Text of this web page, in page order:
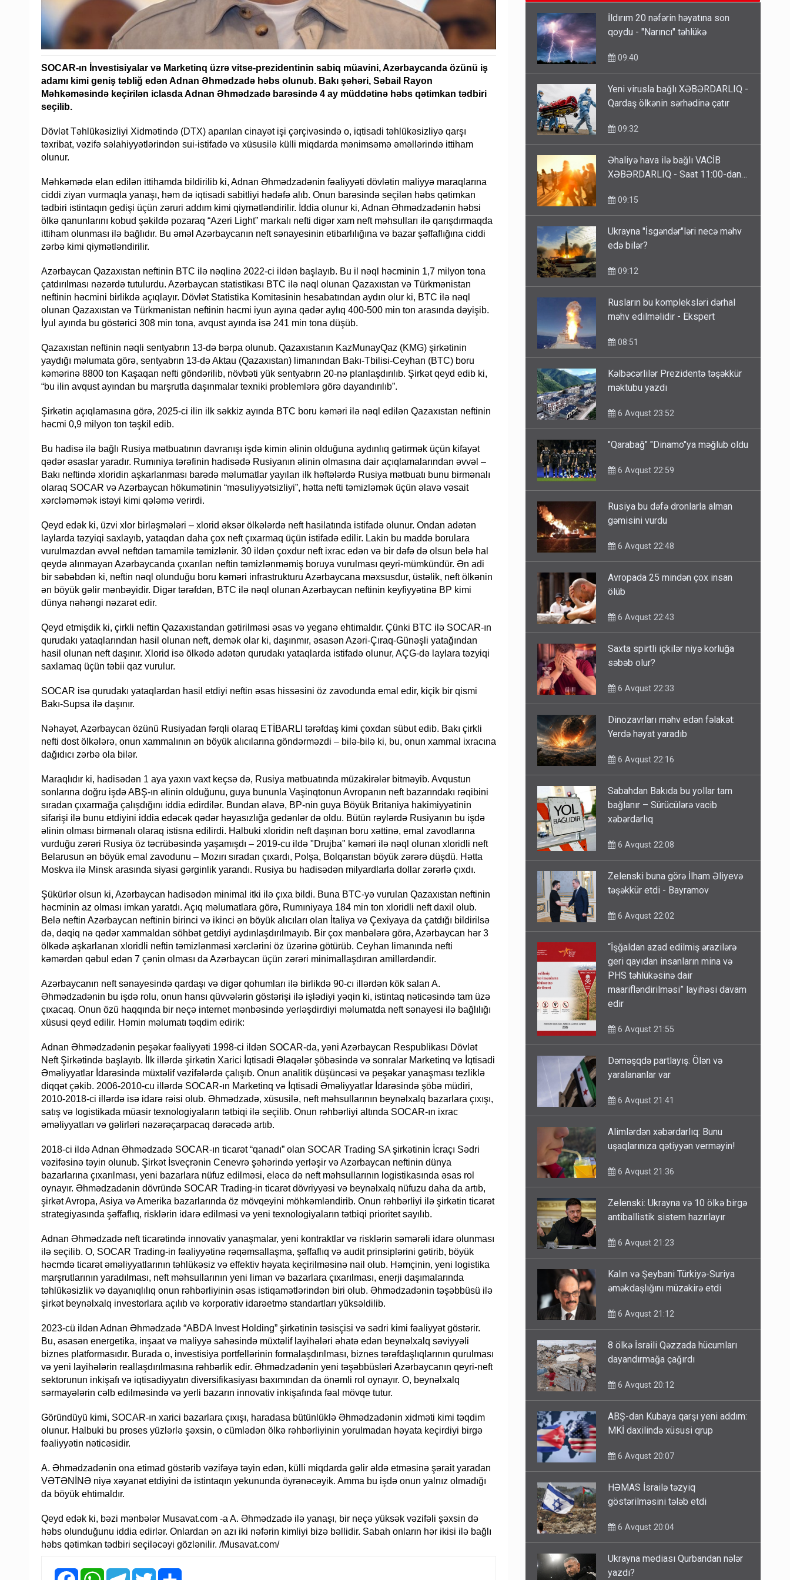
SOCAR-ın İnvestisiyalar və Marketinq üzrə vitse-prezidentinin sabiq müavini, Azərbaycanda özünü iş
adamı kimi geniş təbliğ edən Adnan Əhmədzadə həbs olunub. Bakı şəhəri, Səbail Rayon
Məhkəməsində keçirilən iclasda Adnan Əhmədzadə barəsində 4 ay müddətinə həbs qətimkan tədbiri
seçilib.
Dövlət Təhlükəsizliyi Xidmətində (DTX) aparılan cinayət işi çərçivəsində o, iqtisadi təhlükəsizliyə qarşı
təxribat, vəzifə səlahiyyətlərindən sui-istifadə və xüsusilə külli miqdarda mənimsəmə əməllərində ittiham
olunur.
Məhkəmədə elan edilən ittihamda bildirilib ki, Adnan Əhmədzadənin fəaliyyəti dövlətin maliyyə maraqlarına
ciddi ziyan vurmaqla yanaşı, həm də iqtisadi sabitliyi hədəfə alıb. Onun barəsində seçilən həbs qətimkan
tədbiri istintaqın gedişi üçün zəruri addım kimi qiymətləndirilir. İddia olunur ki, Adnan Əhmədzadənin həbsi
ölkə qanunlarını kobud şəkildə pozaraq “Azeri Light” markalı nefti digər xam neft məhsulları ilə qarışdırmaqda
ittiham olunması ilə bağlıdır. Bu əməl Azərbaycanın neft sənayesinin etibarlılığına və bazar şəffaflığına ciddi
zərbə kimi qiymətləndirilir.
Azərbaycan Qazaxıstan neftinin BTC ilə nəqlinə 2022-ci ildən başlayıb. Bu il nəql həcminin 1,7 milyon tona
çatdırılması nəzərdə tutulurdu. Azərbaycan statistikası BTC ilə nəql olunan Qazaxıstan və Türkmənistan
neftinin həcmini birlikdə açıqlayır. Dövlət Statistika Komitəsinin hesabatından aydın olur ki, BTC ilə nəql
olunan Qazaxıstan və Türkmənistan neftinin həcmi iyun ayına qədər aylıq 400-500 min ton arasında dəyişib.
İyul ayında bu göstərici 308 min tona, avqust ayında isə 241 min tona düşüb.
Qazaxıstan neftinin nəqli sentyabrın 13-də bərpa olunub. Qazaxıstanın KazMunayQaz (KMG) şirkətinin
yaydığı məlumata görə, sentyabrın 13-də Aktau (Qazaxıstan) limanından Bakı-Tbilisi-Ceyhan (BTC) boru
kəmərinə 8800 ton Kaşaqan nefti göndərilib, növbəti yük sentyabrın 20-nə planlaşdırılıb. Şirkət qeyd edib ki,
“bu ilin avqust ayından bu marşrutla daşınmalar texniki problemlərə görə dayandırılıb”.
Şirkətin açıqlamasına görə, 2025-ci ilin ilk səkkiz ayında BTC boru kəməri ilə nəql edilən Qazaxıstan neftinin
həcmi 0,9 milyon ton təşkil edib.
Bu hadisə ilə bağlı Rusiya mətbuatının davranışı işdə kimin əlinin olduğuna aydınlıq gətirmək üçün kifayət
qədər əsaslar yaradır. Rumıniya tərəfinin hadisədə Rusiyanın əlinin olmasına dair açıqlamalarından əvvəl –
Bakı neftində xloridin aşkarlanması barədə məlumatlar yayılan ilk həftələrdə Rusiya mətbuatı bunu birmənalı
olaraq SOCAR və Azərbaycan hökumətinin “məsuliyyətsizliyi”, hətta nefti təmizləmək üçün əlavə vəsait
xərcləməmək istəyi kimi qələmə verirdi.
Qeyd edək ki, üzvi xlor birləşmələri – xlorid əksər ölkələrdə neft hasilatında istifadə olunur. Ondan adətən
laylarda təzyiqi saxlayıb, yataqdan daha çox neft çıxarmaq üçün istifadə edilir. Lakin bu maddə borulara
vurulmazdan əvvəl neftdən tamamilə təmizlənir. 30 ildən çoxdur neft ixrac edən və bir dəfə də olsun belə hal
qeydə alınmayan Azərbaycanda çıxarılan neftin təmizlənməmiş boruya vurulması qeyri-mümkündür. Ən adi
bir səbəbdən ki, neftin nəql olunduğu boru kəməri infrastrukturu Azərbaycana məxsusdur, üstəlik, neft ölkənin
ən böyük gəlir mənbəyidir. Digər tərəfdən, BTC ilə nəql olunan Azərbaycan neftinin keyfiyyətinə BP kimi
dünya nəhəngi nəzarət edir.
Qeyd etmişdik ki, çirkli neftin Qazaxıstandan gətirilməsi əsas və yeganə ehtimaldır. Çünki BTC ilə SOCAR-ın
qurudakı yataqlarından hasil olunan neft, demək olar ki, daşınmır, əsasən Azəri-Çıraq-Günəşli yatağından
hasil olunan neft daşınır. Xlorid isə ölkədə adətən qurudakı yataqlarda istifadə olunur, AÇG-də laylara təzyiqi
saxlamaq üçün təbii qaz vurulur.
SOCAR isə qurudakı yataqlardan hasil etdiyi neftin əsas hissəsini öz zavodunda emal edir, kiçik bir qismi
Bakı-Supsa ilə daşınır.
Nəhayət, Azərbaycan özünü Rusiyadan fərqli olaraq ETİBARLI tərəfdaş kimi çoxdan sübut edib. Bakı çirkli
nefti dost ölkələrə, onun xammalının ən böyük alıcılarına göndərməzdi – bilə-bilə ki, bu, onun xammal ixracına
dağıdıcı zərbə ola bilər.
Maraqlıdır ki, hadisədən 1 aya yaxın vaxt keçsə də, Rusiya mətbuatında müzakirələr bitməyib. Avqustun
sonlarına doğru işdə ABŞ-ın əlinin olduğunu, guya bununla Vaşinqtonun Avropanın neft bazarındakı rəqibini
sıradan çıxarmağa çalışdığını iddia edirdilər. Bundan əlavə, BP-nin guya Böyük Britaniya hakimiyyətinin
sifarişi ilə bunu etdiyini iddia edəcək qədər həyasızlığa gedənlər də oldu. Bütün rəylərdə Rusiyanın bu işdə
əlinin olması birmənalı olaraq istisna edilirdi. Halbuki xloridin neft daşınan boru xəttinə, emal zavodlarına
vurduğu zərəri Rusiya öz təcrübəsində yaşamışdı – 2019-cu ildə "Drujba" kəməri ilə nəql olunan xloridli neft
Belarusun ən böyük emal zavodunu – Mozırı sıradan çıxardı, Polşa, Bolqarıstan böyük zərərə düşdü. Hətta
Moskva ilə Minsk arasında siyasi gərginlik yarandı. Rusiya bu hadisədən milyardlarla dollar zərərlə çıxdı.
Şükürlər olsun ki, Azərbaycan hadisədən minimal itki ilə çıxa bildi. Buna BTC-yə vurulan Qazaxıstan neftinin
həcminin az olması imkan yaratdı. Açıq məlumatlara görə, Rumıniyaya 184 min ton xloridli neft daxil olub.
Belə neftin Azərbaycan neftinin birinci və ikinci ən böyük alıcıları olan İtaliya və Çexiyaya da çatdığı bildirilsə
də, dəqiq nə qədər xammaldan söhbət getdiyi aydınlaşdırılmayıb. Bir çox mənbələrə görə, Azərbaycan hər 3
ölkədə aşkarlanan xloridli neftin təmizlənməsi xərclərini öz üzərinə götürüb. Ceyhan limanında nefti
kəmərdən qəbul edən 7 çənin olması da Azərbaycan üçün zərəri minimallaşdıran amillərdəndir.
Azərbaycanın neft sənayesində qardaşı və digər qohumları ilə birlikdə 90-cı illərdən kök salan A.
Əhmədzadənin bu işdə rolu, onun hansı qüvvələrin göstərişi ilə işlədiyi yəqin ki, istintaq nəticəsində tam üzə
çıxacaq. Onun özü haqqında bir neçə internet mənbəsində yerləşdirdiyi məlumatda neft sənayesi ilə bağlılığı
xüsusi qeyd edilir. Həmin məlumatı təqdim edirik:
Adnan Əhmədzadənin peşəkar fəaliyyəti 1998-ci ildən SOCAR-da, yəni Azərbaycan Respublikası Dövlət
Neft Şirkətində başlayıb. İlk illərdə şirkətin Xarici İqtisadi Əlaqələr şöbəsində və sonralar Marketinq və İqtisadi
Əməliyyatlar İdarəsində müxtəlif vəzifələrdə çalışıb. Onun analitik düşüncəsi və peşəkar yanaşması tezliklə
diqqət çəkib. 2006-2010-cu illərdə SOCAR-ın Marketinq və İqtisadi Əməliyyatlar İdarəsində şöbə müdiri,
2010-2018-ci illərdə isə idarə rəisi olub. Əhmədzadə, xüsusilə, neft məhsullarının beynəlxalq bazarlara çıxışı,
satış və logistikada müasir texnologiyaların tətbiqi ilə seçilib. Onun rəhbərliyi altında SOCAR-ın ixrac
əməliyyatları və gəlirləri nəzərəçarpacaq dərəcədə artıb.
2018-ci ildə Adnan Əhmədzadə SOCAR-ın ticarət “qanadı” olan SOCAR Trading SA şirkətinin İcraçı Sədri
vəzifəsinə təyin olunub. Şirkət İsveçrənin Cenevrə şəhərində yerləşir və Azərbaycan neftinin dünya
bazarlarına çıxarılması, yeni bazarlara nüfuz edilməsi, eləcə də neft məhsullarının logistikasında əsas rol
oynayır. Əhmədzadənin dövründə SOCAR Trading-in ticarət dövriyyəsi və beynəlxalq nüfuzu daha da artıb,
şirkət Avropa, Asiya və Amerika bazarlarında öz mövqeyini möhkəmləndirib. Onun rəhbərliyi ilə şirkətin ticarət
strategiyasında şəffaflıq, risklərin idarə edilməsi və yeni texnologiyaların tətbiqi prioritet sayılıb.
Adnan Əhmədzadə neft ticarətində innovativ yanaşmalar, yeni kontraktlar və risklərin səmərəli idarə olunması
ilə seçilib. O, SOCAR Trading-in fəaliyyətinə rəqəmsallaşma, şəffaflıq və audit prinsiplərini gətirib, böyük
həcmdə ticarət əməliyyatlarının təhlükəsiz və effektiv həyata keçirilməsinə nail olub. Həmçinin, yeni logistika
marşrutlarının yaradılması, neft məhsullarının yeni liman və bazarlara çıxarılması, enerji daşımalarında
təhlükəsizlik və dayanıqlılıq onun rəhbərliyinin əsas istiqamətlərindən biri olub. Əhmədzadənin təşəbbüsü ilə
şirkət beynəlxalq investorlara açılıb və korporativ idarəetmə standartları yüksəldilib.
2023-cü ildən Adnan Əhmədzadə “ABDA Invest Holding” şirkətinin təsisçisi və sədri kimi fəaliyyət göstərir.
Bu, əsasən energetika, inşaat və maliyyə sahəsində müxtəlif layihələri əhatə edən beynəlxalq səviyyəli
biznes platformasıdır. Burada o, investisiya portfellərinin formalaşdırılması, biznes tərəfdaşlıqlarının qurulması
və yeni layihələrin reallaşdırılmasına rəhbərlik edir. Əhmədzadənin yeni təşəbbüsləri Azərbaycanın qeyri-neft
sektorunun inkişafı və iqtisadiyyatın diversifikasiyası baxımından da önəmli rol oynayır. O, beynəlxalq
sərmayələrin cəlb edilməsində və yerli bazarın innovativ inkişafında fəal mövqe tutur.
Göründüyü kimi, SOCAR-ın xarici bazarlara çıxışı, haradasa bütünlüklə Əhmədzadənin xidməti kimi təqdim
olunur. Halbuki bu proses yüzlərlə şəxsin, o cümlədən ölkə rəhbərliyinin yorulmadan həyata keçirdiyi birgə
fəaliyyətin nəticəsidir.
A. Əhmədzadənin ona etimad göstərib vəzifəyə təyin edən, külli miqdarda gəlir əldə etməsinə şərait yaradan
VƏTƏNİNƏ niyə xəyanət etdiyini də istintaqın yekununda öyrənəcəyik. Amma bu işdə onun yalnız olmadığı
da böyük ehtimaldır.
Qeyd edək ki, bəzi mənbələr Musavat.com -a A. Əhmədzadə ilə yanaşı, bir neçə yüksək vəzifəli şəxsin də
həbs olunduğunu iddia edirlər. Onlardan ən azı iki nəfərin kimliyi bizə bəllidir. Sabah onların hər ikisi ilə bağlı
həbs qətimkan tədbiri seçiləcəyi gözlənilir. /Musavat.com/
FacebookWhatsAppTelegramTwitter
qaçdı
Bu ölkələrə şəxsiyyət vəsiqəsi ilə
6 Avqust 10:53
İldırım 20 nəfərin həyatına son
qoydu - "Narıncı" təhlükə
09:40
Yeni virusla bağlı XƏBƏRDARLIQ -
Qardaş ölkənin sərhədinə çatır
09:32
Əhaliyə hava ilə bağlı VACİB
XƏBƏRDARLIQ - Saat 11:00-dan…
09:15
Ukrayna "İsgəndər"ləri necə məhv
edə bilər?
09:12
Rusların bu kompleksləri dərhal
məhv edilməlidir - Ekspert
08:51
Kəlbəcərlilər Prezidentə təşəkkür
məktubu yazdı
6 Avqust 23:52
"Qarabağ" "Dinamo"ya məğlub oldu
6 Avqust 22:59
Rusiya bu dəfə dronlarla alman
gəmisini vurdu
6 Avqust 22:48
Avropada 25 mindən çox insan
ölüb
6 Avqust 22:43
Saxta spirtli içkilər niyə korluğa
səbəb olur?
6 Avqust 22:33
Dinozavrları məhv edən fəlakət:
Yerdə həyat yaradıb
6 Avqust 22:16
Sabahdan Bakıda bu yollar tam
bağlanır – Sürücülərə vacib
xəbərdarlıq
6 Avqust 22:08
Zelenski buna görə İlham Əliyevə
təşəkkür etdi - Bayramov
6 Avqust 22:02
“İşğaldan azad edilmiş ərazilərə
geri qayıdan insanların mina və
PHS təhlükəsinə dair
maarifləndirilməsi” layihəsi davam
edir
6 Avqust 21:55
Dəməşqdə partlayış: Ölən və
yaralananlar var
6 Avqust 21:41
Alimlərdən xəbərdarlıq: Bunu
uşaqlarınıza qətiyyən verməyin!
6 Avqust 21:36
Zelenski: Ukrayna və 10 ölkə birgə
antiballistik sistem hazırlayır
6 Avqust 21:23
Kalın və Şeybani Türkiyə-Suriya
əməkdaşlığını müzakirə etdi
6 Avqust 21:12
8 ölkə İsraili Qəzzada hücumları
dayandırmağa çağırdı
6 Avqust 20:12
ABŞ-dan Kubaya qarşı yeni addım:
MKİ daxilində xüsusi qrup
6 Avqust 20:07
HƏMAS İsrailə təzyiq
göstərilməsini tələb etdi
6 Avqust 20:04
Ukrayna mediası Qurbandan nələr
yazdı?